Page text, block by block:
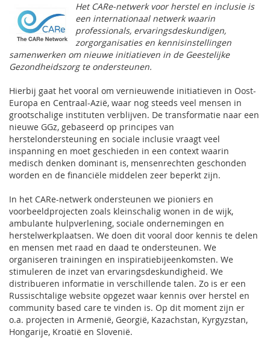
Het CARe-netwerk voor herstel en inclusie is
een internationaal netwerk waarin
professionals, ervaringsdeskundigen,
zorgorganisaties en kennisinstellingen
samenwerken om nieuwe initiatieven in de Geestelijke
Gezondheidszorg te ondersteunen.
Hierbij gaat het vooral om vernieuwende initiatieven in Oost-
Europa en Centraal-Azië, waar nog steeds veel mensen in
grootschalige instituten verblijven. De transformatie naar een
nieuwe GGz, gebaseerd op principes van
herstelondersteuning en sociale inclusie vraagt veel
inspanning en moet geschieden in een context waarin
medisch denken dominant is, mensenrechten geschonden
worden en de financiële middelen zeer beperkt zijn.
In het CARe-netwerk ondersteunen we pioniers en
voorbeeldprojecten zoals kleinschalig wonen in de wijk,
ambulante hulpverlening, sociale ondernemingen en
herstelwerkplaatsen. We doen dit vooral door kennis te delen
en mensen met raad en daad te ondersteunen. We
organiseren trainingen en inspiratiebijeenkomsten. We
stimuleren de inzet van ervaringsdeskundigheid. We
distribueren informatie in verschillende talen. Zo is er een
Russischtalige website opgezet waar kennis over herstel en
community based care te vinden is. Op dit moment zijn er
o.a. projecten in Armenië, Georgië, Kazachstan, Kyrgyzstan,
Hongarije, Kroatië en Slovenië.